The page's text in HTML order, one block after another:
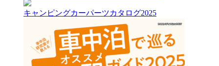
キャンピングカーパーツカタログ2025